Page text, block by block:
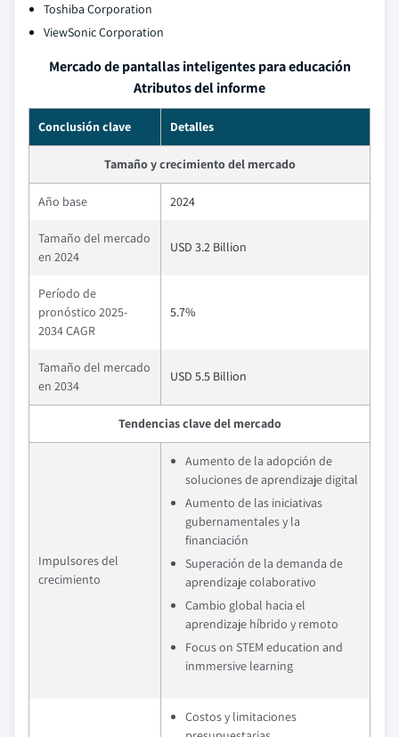
Toshiba Corporation
ViewSonic Corporation
Mercado de pantallas inteligentes para educación
Atributos del informe
Conclusión clave Detalles
Tamaño y crecimiento del mercado
Año base 2024
Tamaño del mercado
en 2024
USD 3.2 Billion
Período de
pronóstico 2025-
2034 CAGR
5.7%
Tamaño del mercado
en 2034
USD 5.5 Billion
Tendencias clave del mercado
Impulsores del
crecimiento
Aumento de la adopción de
soluciones de aprendizaje digital
Aumento de las iniciativas
gubernamentales y la
financiación
Superación de la demanda de
aprendizaje colaborativo
Cambio global hacia el
aprendizaje híbrido y remoto
Focus on STEM education and
inmmersive learning
Costos y limitaciones